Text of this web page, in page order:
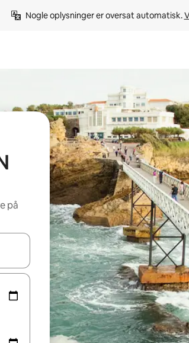
Nogle oplysninger er oversat automatisk.
på
med piletasterne op og ned eller se mere